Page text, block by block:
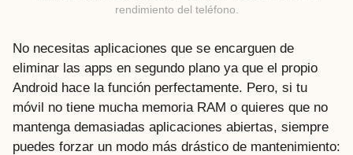
rendimiento del teléfono.
No necesitas aplicaciones que se encarguen de
eliminar las apps en segundo plano ya que el propio
Android hace la función perfectamente. Pero, si tu
móvil no tiene mucha memoria RAM o quieres que no
mantenga demasiadas aplicaciones abiertas, siempre
puedes forzar un modo más drástico de mantenimiento: